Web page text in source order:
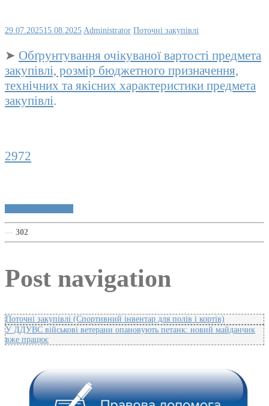
29.07.202515.08.2025 Administrator Поточні закупівлі
➤ Обґрунтування очікуваної вартості предмета
закупівлі, розмір бюджетного призначення,
технічних та якісних характеристики предмета
закупівлі.
2972
— 302
Post navigation
Поточні закупівлі (Спортивний інвентар для полів і кортів)
У ДДУВС військові ветерани опановують петанк: новий майданчик
вже працює